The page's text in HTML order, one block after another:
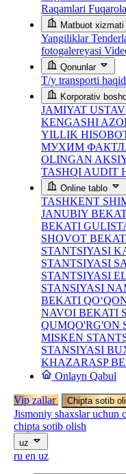
Raqamlari
Matbuot xizmati
Yangiliklar
fotogalereyasi
Qonunlar
T/y transporti
Korporativ
JAMIYAT
KENGASHI
YILLIK
МУХИМ
OLINGAN
TASHQI AUDIT
Online tablo
TASHKENT
JANUBIY
BEKATI
SHOVOT
STANTSIYASI
STANTSIYASI
STANTSIYASI
STANSIYASI
BEKATI
NAVOI BEKATI
QUMQO'RG'ON
MISKEN
STANSIYASI
KHAZARASP
Onlayn Qabul
Vip zallar Chipta sotib
Jismoniy shaxslar uchun
chipta sotib olish
uz
ru en uz